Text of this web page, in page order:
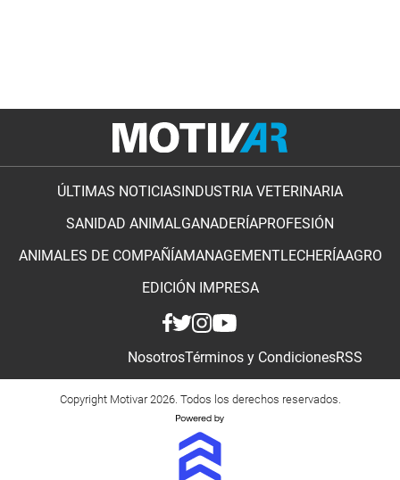
ÚLTIMAS NOTICIASINDUSTRIA VETERINARIA
SANIDAD ANIMALGANADERÍAPROFESIÓN
ANIMALES DE COMPAÑÍAMANAGEMENTLECHERÍAAGRO
EDICIÓN IMPRESA
NosotrosTérminos y CondicionesRSS
Copyright Motivar 2026. Todos los derechos reservados.